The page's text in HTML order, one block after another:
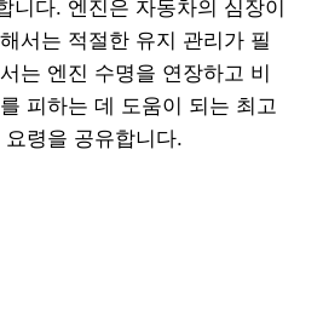
니다. 엔진은 자동차의 심장이
서는 적절한 유지 관리가 필
는 엔진 수명을 연장하고 비
피하는 데 도움이 되는 최고
령을 공유합니다.